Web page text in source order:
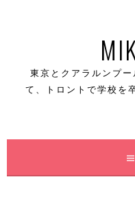
ス
東京とクアラルンプ
て、トロントで学校を